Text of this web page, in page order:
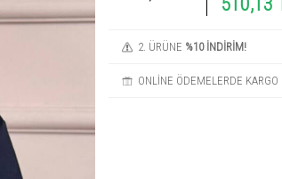
2. ÜRÜNE %10 İNDİRİM!
ONLİNE ÖDEMELERDE KARGO